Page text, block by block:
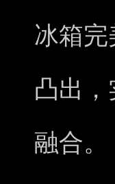
冰箱
凸出
融合。